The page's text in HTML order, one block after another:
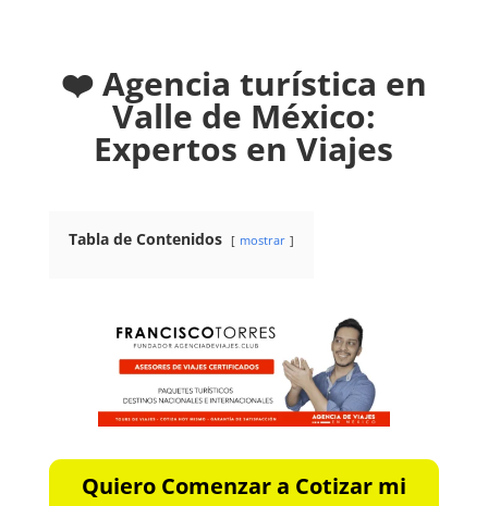
❤️ Agencia turística en
Valle de México:
Expertos en Viajes
Tabla de Contenidos mostrar
Quiero Comenzar a Cotizar mi